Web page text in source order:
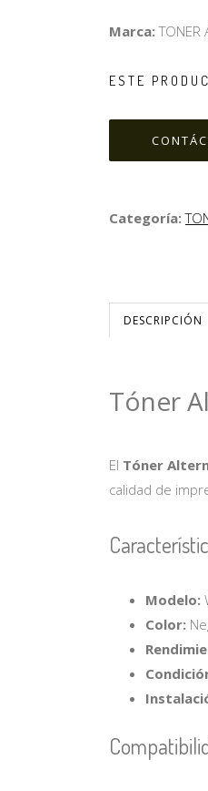
Marca:TONER
ESTE
Categoría:
DESCRIPCIÓN
Tóner
El Tóner
calidad de
Modelo:
Color: